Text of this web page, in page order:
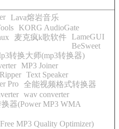
Lava熔岩音乐
KORG AudioGate
麦克疯k歌软件
LameGUI
BeSweet
转换大师(mp3转换器)
MP3 Joiner
Text Speaker
Pro 全能视频格式转换器
wav converter
器(Power MP3 WMA
MP3 Quality Optimizer)